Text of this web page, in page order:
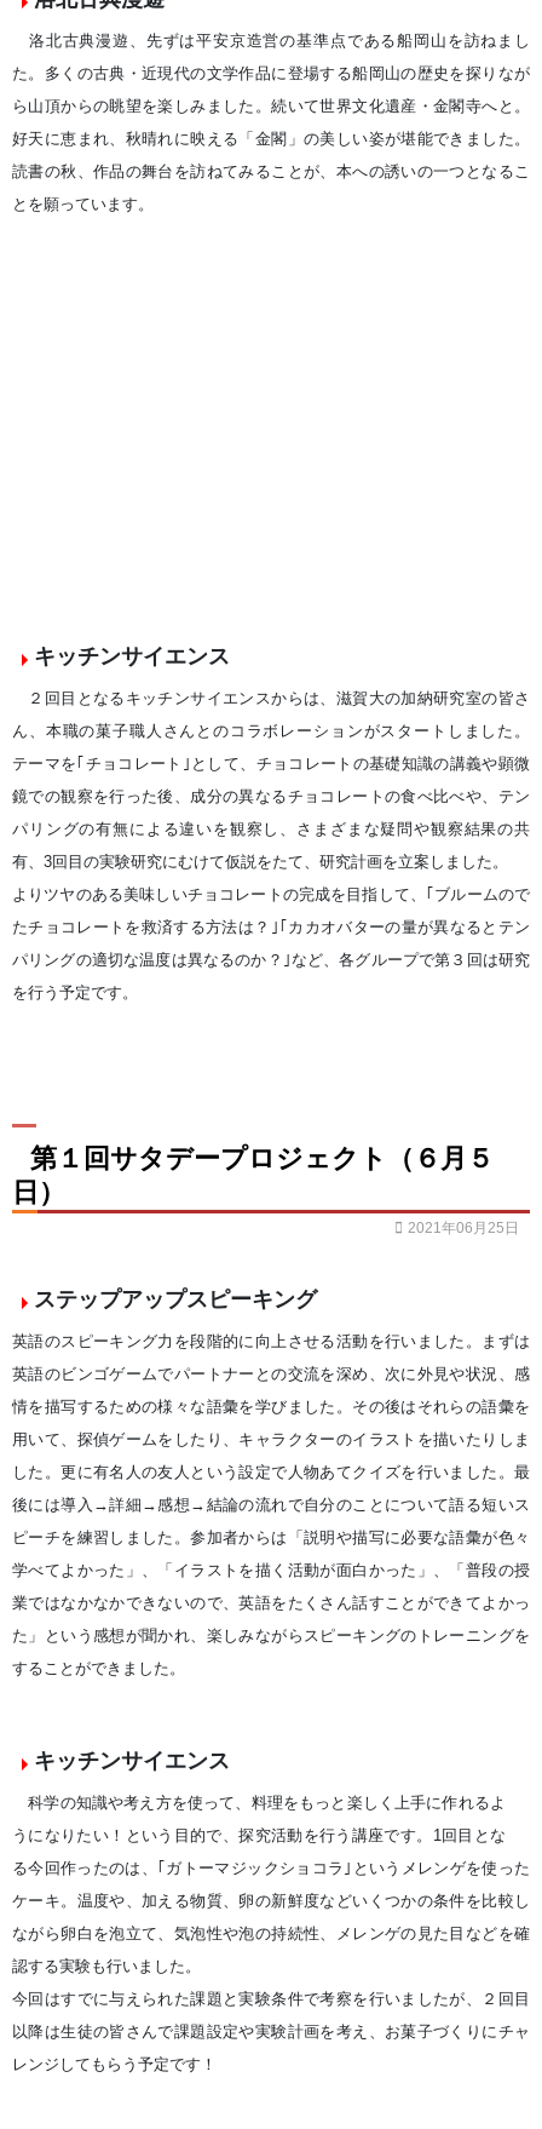
洛北古典漫遊、先ずは平安京造営の基準点である船岡山を訪ねまし
た。多くの古典・近現代の文学作品に登場する船岡山の歴史を探りなが
ら山頂からの眺望を楽しみました。続いて世界文化遺産・金閣寺へと。
好天に恵まれ、秋晴れに映える「金閣」の美しい姿が堪能できました。
読書の秋、作品の舞台を訪ねてみることが、本への誘いの一つとなるこ
とを願っています。
キッチンサイエンス
２回目となるキッチンサイエンスからは、滋賀大の加納研究室の皆さ
ん、本職の菓子職人さんとのコラボレーションがスタートしました。
テーマを｢チョコレート｣として、チョコレートの基礎知識の講義や顕微
鏡での観察を行った後、成分の異なるチョコレートの食べ比べや、テン
パリングの有無による違いを観察し、さまざまな疑問や観察結果の共
有、3回目の実験研究にむけて仮説をたて、研究計画を立案しました。
よりツヤのある美味しいチョコレートの完成を目指して、｢ブルームので
たチョコレートを救済する方法は？｣｢カカオバターの量が異なるとテン
パリングの適切な温度は異なるのか？｣など、各グループで第３回は研究
を行う予定です。
第１回サタデープロジェクト（６月５
日）
2021年06月25日
ステップアップスピーキング
英語のスピーキング力を段階的に向上させる活動を行いました。まずは
英語のビンゴゲームでパートナーとの交流を深め、次に外見や状況、感
情を描写するための様々な語彙を学びました。その後はそれらの語彙を
用いて、探偵ゲームをしたり、キャラクターのイラストを描いたりしま
した。更に有名人の友人という設定で人物あてクイズを行いました。最
後には導入→詳細→感想→結論の流れで自分のことについて語る短いス
ピーチを練習しました。参加者からは「説明や描写に必要な語彙が色々
学べてよかった」、「イラストを描く活動が面白かった」、「普段の授
業ではなかなかできないので、英語をたくさん話すことができてよかっ
た」という感想が聞かれ、楽しみながらスピーキングのトレーニングを
することができました。
キッチンサイエンス
科学の知識や考え方を使って、料理をもっと楽しく上手に作れるよ
うになりたい！という目的で、探究活動を行う講座です。1回目とな
る今回作ったのは、｢ガトーマジックショコラ｣というメレンゲを使った
ケーキ。温度や、加える物質、卵の新鮮度などいくつかの条件を比較し
ながら卵白を泡立て、気泡性や泡の持続性、メレンゲの見た目などを確
認する実験も行いました。
今回はすでに与えられた課題と実験条件で考察を行いましたが、２回目
以降は生徒の皆さんで課題設定や実験計画を考え、お菓子づくりにチャ
レンジしてもらう予定です！